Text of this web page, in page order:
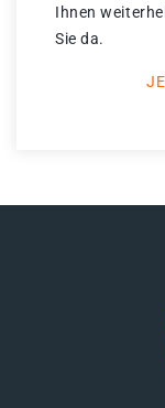
Ihnen
Sie da.